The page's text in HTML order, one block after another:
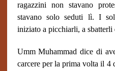
ragazzini non stavano
stavano solo seduti lì. I
iniziato a picchiarli, a
Umm Muhammad dice di
carcere per la prima volta il 4